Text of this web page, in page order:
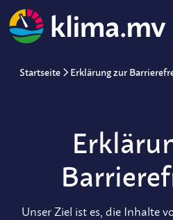
Startseite Erklärung zur
Unser Ziel ist es, die Inhalte